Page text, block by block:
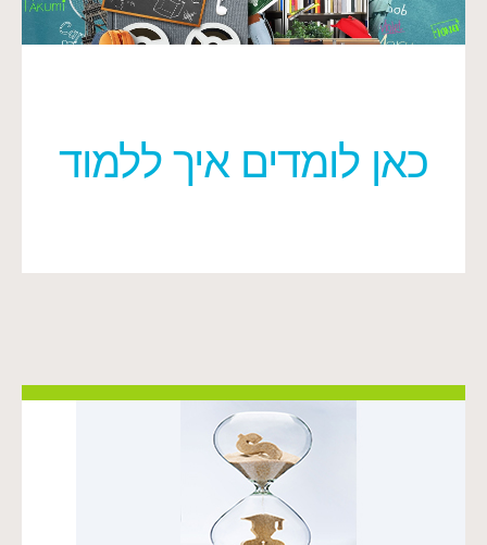
כאן לומדים איך ללמוד